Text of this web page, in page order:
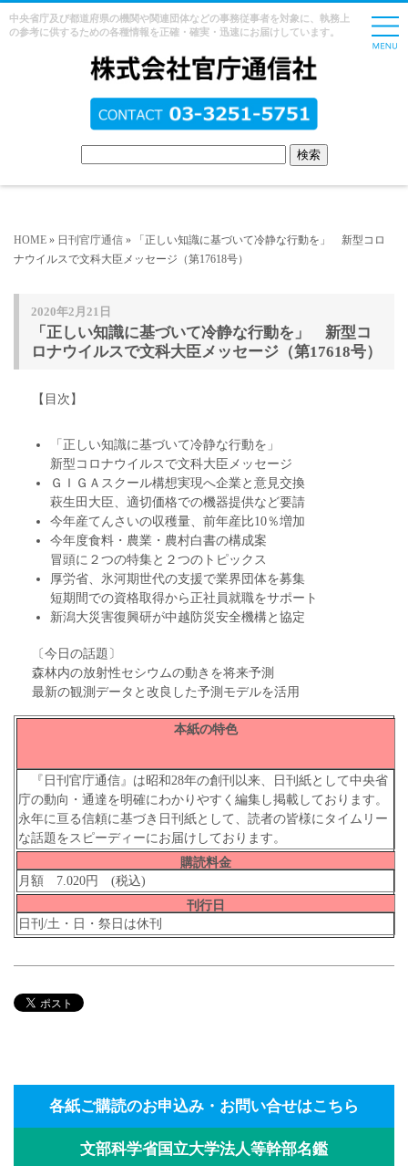
中央省庁及び都道府県の機関や関連団体などの事務従事者を対象に、執務上
の参考に供するための各種情報を正確・確実・迅速にお届けしています。
HOME » 日刊官庁通信 » 「正しい知識に基づいて冷静な行動を」 新型コロ
ナウイルスで文科大臣メッセージ（第17618号）
2020年2月21日
「正しい知識に基づいて冷静な行動を」 新型コ
ロナウイルスで文科大臣メッセージ（第17618号）
【目次】
「正しい知識に基づいて冷静な行動を」
新型コロナウイルスで文科大臣メッセージ
ＧＩＧＡスクール構想実現へ企業と意見交換
萩生田大臣、適切価格での機器提供など要請
今年産てんさいの収穫量、前年産比10％増加
今年度食料・農業・農村白書の構成案
冒頭に２つの特集と２つのトピックス
厚労省、氷河期世代の支援で業界団体を募集
短期間での資格取得から正社員就職をサポート
新潟大災害復興研が中越防災安全機構と協定
〔今日の話題〕
森林内の放射性セシウムの動きを将来予測
最新の観測データと改良した予測モデルを活用
本紙の特色
『日刊官庁通信』は昭和28年の創刊以来、日刊紙として中央省
庁の動向・通達を明確にわかりやすく編集し掲載しております。
永年に亘る信頼に基づき日刊紙として、読者の皆様にタイムリー
な話題をスピーディーにお届けしております。
購読料金
月額 7.020円 (税込)
刊行日
日刊/土・日・祭日は休刊
各紙ご購読のお申込み・お問い合せはこちら
文部科学省国立大学法人等幹部名鑑